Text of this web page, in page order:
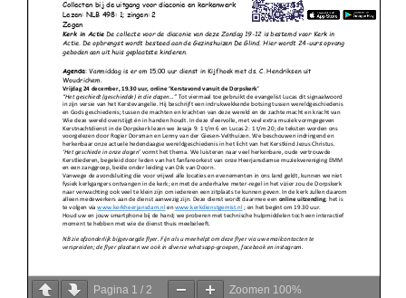
Pagina 1 / 2 Zoomen 100%